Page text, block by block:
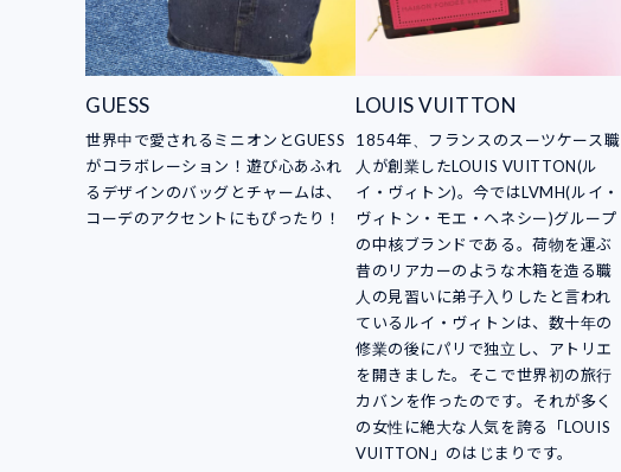
GUESS
世界中で愛されるミニオンとGUESS
がコラボレーション！遊び心あふれ
るデザインのバッグとチャームは、
コーデのアクセントにもぴったり！
LOUIS VUITTON
1854年、フランスのスーツケース職
人が創業したLOUIS VUITTON(ル
イ・ヴィトン)。今ではLVMH(ルイ・
ヴィトン・モエ・ヘネシー)グループ
の中核ブランドである。荷物を運ぶ
昔のリアカーのような木箱を造る職
人の見習いに弟子入りしたと言われ
ているルイ・ヴィトンは、数十年の
修業の後にパリで独立し、アトリエ
を開きました。そこで世界初の旅行
カバンを作ったのです。それが多く
の女性に絶大な人気を誇る「LOUIS
VUITTON」のはじまりです。